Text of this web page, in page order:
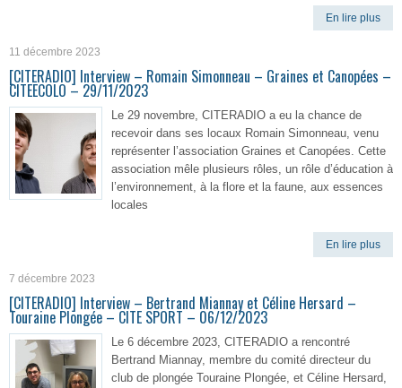
En lire plus
11 décembre 2023
[CITERADIO] Interview – Romain Simonneau – Graines et Canopées –
CITEECOLO – 29/11/2023
Le 29 novembre, CITERADIO a eu la chance de
recevoir dans ses locaux Romain Simonneau, venu
représenter l’association Graines et Canopées. Cette
association mêle plusieurs rôles, un rôle d’éducation à
l’environnement, à la flore et la faune, aux essences
locales
En lire plus
7 décembre 2023
[CITERADIO] Interview – Bertrand Miannay et Céline Hersard –
Touraine Plongée – CITE SPORT – 06/12/2023
Le 6 décembre 2023, CITERADIO a rencontré
Bertrand Miannay, membre du comité directeur du
club de plongée Touraine Plongée, et Céline Hersard,